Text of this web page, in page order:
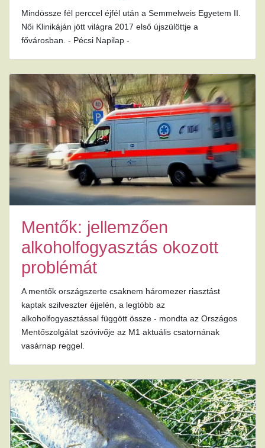
Mindössze fél perccel éjfél után a Semmelweis Egyetem II.
Női Klinikáján jött világra 2017 első újszülöttje a
fővárosban. - Pécsi Napilap -
Mentők: jellemzően
alkoholfogyasztás okozott
problémát
A mentők országszerte csaknem háromezer riasztást
kaptak szilveszter éjjelén, a legtöbb az
alkoholfogyasztással függött össze - mondta az Országos
Mentőszolgálat szóvivője az M1 aktuális csatornának
vasárnap reggel.